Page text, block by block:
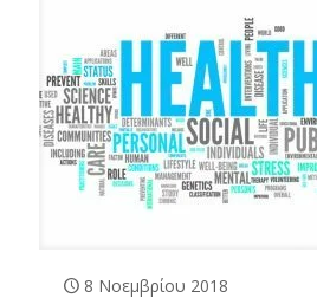
8 Νοεμβρίου 2018